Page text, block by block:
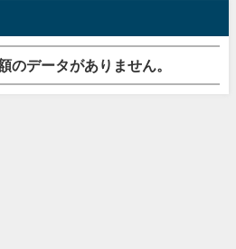
のデータがありません。